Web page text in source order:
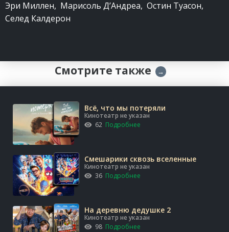
Эри Миллен, Марисоль Д’Андреа, Остин Туасон,
Селед Калдерон
Смотрите также →
Всё, что мы потеряли
Кинотеатр не указан
62 Подробнее
Смешарики сквозь вселенные
Кинотеатр не указан
36 Подробнее
На деревню дедушке 2
Кинотеатр не указан
98 Подробнее